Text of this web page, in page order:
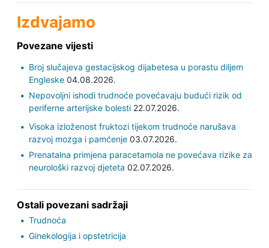
Izdvajamo
Povezane vijesti
Broj slučajeva gestacijskog dijabetesa u porastu diljem
Engleske04.08.2026.
Nepovoljni ishodi trudnoće povećavaju budući rizik od
periferne arterijske bolesti22.07.2026.
Visoka izloženost fruktozi tijekom trudnoće narušava
razvoj mozga i pamćenje03.07.2026.
Prenatalna primjena paracetamola ne povećava rizike za
neurološki razvoj djeteta 02.07.2026.
Ostali povezani sadržaji
Trudnoća
Ginekologija i opstetricija